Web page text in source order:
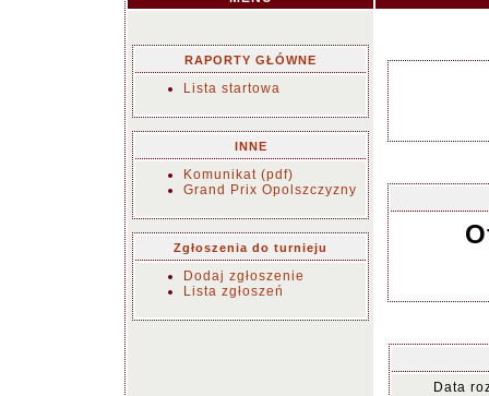
RAPORTY GŁÓWNE
Lista startowa
INNE
Komunikat (pdf)
Grand Prix Opolszczyzny
Zgłoszenia do turnieju
Dodaj zgłoszenie
Lista zgłoszeń
Data